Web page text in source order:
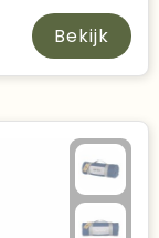
Bekijk